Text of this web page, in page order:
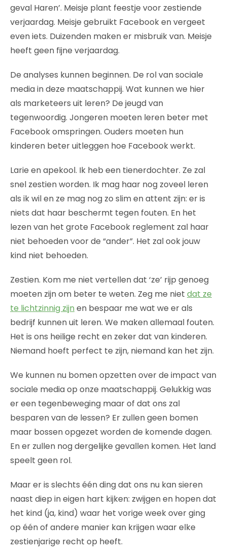
geval Haren’. Meisje plant feestje voor zestiende
verjaardag. Meisje gebruikt Facebook en vergeet
even iets. Duizenden maken er misbruik van. Meisje
heeft geen fijne verjaardag.
De analyses kunnen beginnen. De rol van sociale
media in deze maatschappij. Wat kunnen we hier
als marketeers uit leren? De jeugd van
tegenwoordig. Jongeren moeten leren beter met
Facebook omspringen. Ouders moeten hun
kinderen beter uitleggen hoe Facebook werkt.
Larie en apekool. Ik heb een tienerdochter. Ze zal
snel zestien worden. Ik mag haar nog zoveel leren
als ik wil en ze mag nog zo slim en attent zijn: er is
niets dat haar beschermt tegen fouten. En het
lezen van het grote Facebook reglement zal haar
niet behoeden voor de “ander”. Het zal ook jouw
kind niet behoeden.
Zestien. Kom me niet vertellen dat ‘ze’ rijp genoeg
moeten zijn om beter te weten. Zeg me niet dat ze
te lichtzinnig zijn en bespaar me wat we er als
bedrijf kunnen uit leren. We maken allemaal fouten.
Het is ons heilige recht en zeker dat van kinderen.
Niemand hoeft perfect te zijn, niemand kan het zijn.
We kunnen nu bomen opzetten over de impact van
sociale media op onze maatschappij. Gelukkig was
er een tegenbeweging maar of dat ons zal
besparen van de lessen? Er zullen geen bomen
maar bossen opgezet worden de komende dagen.
En er zullen nog dergelijke gevallen komen. Het land
speelt geen rol.
Maar er is slechts één ding dat ons nu kan sieren
naast diep in eigen hart kijken: zwijgen en hopen dat
het kind (ja, kind) waar het vorige week over ging
op één of andere manier kan krijgen waar elke
zestienjarige recht op heeft.